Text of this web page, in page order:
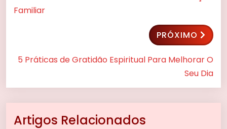
Familiar
PRÓXIMO
5 Práticas de Gratidão Espiritual Para Melhorar O
Seu Dia
Artigos Relacionados